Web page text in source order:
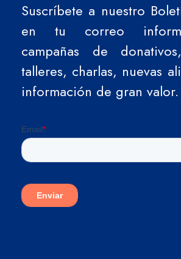
Suscríbete a nuestro
en tu correo
campañas de
talleres, charlas, nuevas
información de gran valor.